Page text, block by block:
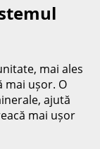
mai ales
mai ușor. O
ajută
mai ușor